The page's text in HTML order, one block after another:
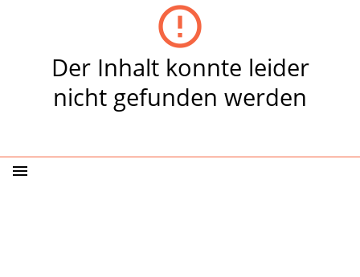
error_outline
Der Inhalt konnte leider
nicht gefunden werden
menu